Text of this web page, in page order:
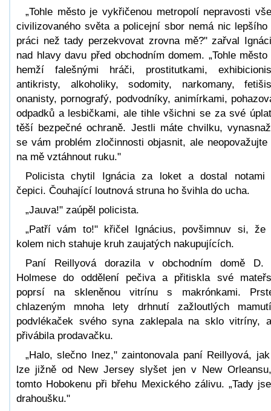
„Tohle město je vykřičenou metropolí nepravosti
civilizovaného světa a policejní sbor nemá nic lepšího
práci než tady perzekvovat zrovna mě?" zařval
nad hlavy davu před obchodním domem. „Tohle město
hemží falešnými hráči, prostitutkami,
antikristy, alkoholiky, sodomity, narkomany,
onanisty, pornografý, podvodníky, animírkami,
odpadků a lesbičkami, ale tihle všichni se za své
těší bezpečné ochraně. Jestli máte chvilku,
se vám problém zločinnosti objasnit, ale neopovažujte
na mě vztáhnout ruku."
Policista chytil Ignácia za loket a dostal notami
čepici. Čouhající loutnová struna ho švihla do ucha.
„Jauva!" zaúpěl policista.
„Patří vám to!" křičel Ignácius, povšimnuv si, že
kolem nich stahuje kruh zaujatých nakupujících.
Paní Reillyová dorazila v obchodním domě D.
Holmese do oddělení pečiva a přitiskla své
poprsí na skleněnou vitrínu s makrónkami.
chlazeným mnoha lety drhnutí zažloutlých
podvlékaček svého syna zaklepala na sklo vitríny,
přivábila prodavačku.
„Halo, slečno Inez," zaintonovala paní Reillyová,
lze jižně od New Jersey slyšet jen v New
tomto Hobokenu při břehu Mexického zálivu. „Tady
drahoušku."